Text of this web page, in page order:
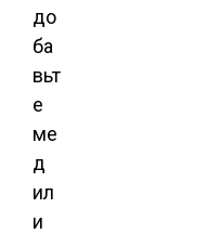
до
ба
вьт
е
ме
д
ил
и